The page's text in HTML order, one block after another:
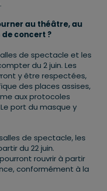
au théâtre, au
concert ?
de spectacle et les
du 2 juin. Les
y être respectées,
des places assises,
aux protocoles
port du masque y
de spectacle, les
du 22 juin.
rouvrir à partir
conformément à la